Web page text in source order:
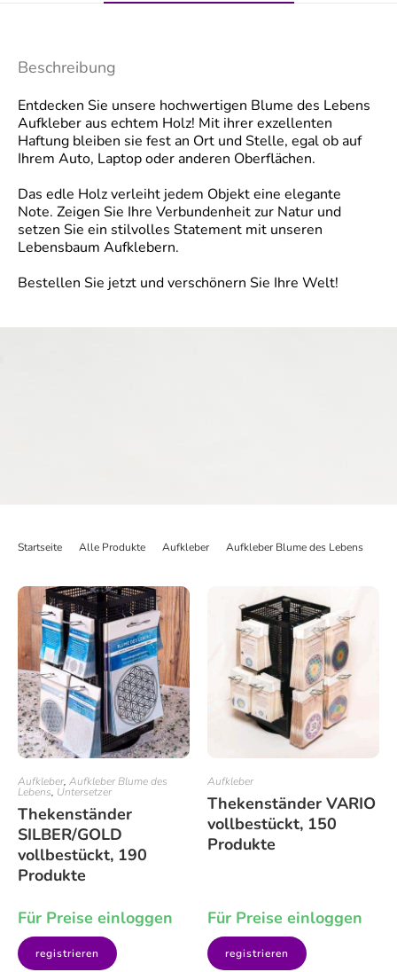
Beschreibung
Entdecken Sie unsere hochwertigen Blume des Lebens
Aufkleber aus echtem Holz! Mit ihrer exzellenten
Haftung bleiben sie fest an Ort und Stelle, egal ob auf
Ihrem Auto, Laptop oder anderen Oberflächen.
Das edle Holz verleiht jedem Objekt eine elegante
Note. Zeigen Sie Ihre Verbundenheit zur Natur und
setzen Sie ein stilvolles Statement mit unseren
Lebensbaum Aufklebern.
Bestellen Sie jetzt und verschönern Sie Ihre Welt!
Startseite Alle Produkte Aufkleber Aufkleber Blume des Lebens
Aufkleber, Aufkleber Blume des
Lebens, Untersetzer
Thekenständer
SILBER/GOLD
vollbestückt, 190
Produkte
Für Preise einloggen
registrieren
Aufkleber
Thekenständer VARIO
vollbestückt, 150
Produkte
Für Preise einloggen
registrieren